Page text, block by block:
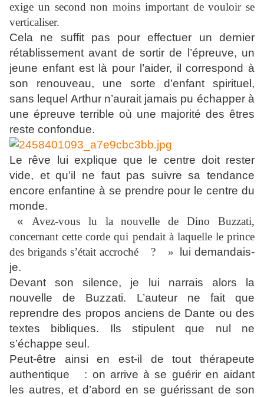
exige un second non moins important de vouloir se
verticaliser.
Cela ne suffit pas pour effectuer un dernier
rétablissement avant de sortir de l’épreuve, un
jeune enfant est là pour l’aider, il correspond à
son renouveau, une sorte d’enfant spirituel,
sans lequel Arthur n’aurait jamais pu échapper à
une épreuve terrible où une majorité des êtres
reste confondue.
Le rêve lui explique que le centre doit rester
vide, et qu’il ne faut pas suivre sa tendance
encore enfantine à se prendre pour le centre du
monde.
« Avez-vous lu la nouvelle de Dino Buzzati,
concernant cette corde qui pendait à laquelle le prince
des brigands s’était accroché ? »
lui demandais-
je.
Devant son silence, je lui narrais alors la
nouvelle de Buzzati. L’auteur ne fait que
reprendre des propos anciens de Dante ou des
textes bibliques. Ils stipulent que nul ne
s’échappe seul.
Peut-être ainsi en est-il de tout thérapeute
authentique : on arrive à se guérir en aidant
les autres, et d’abord en se guérissant de son